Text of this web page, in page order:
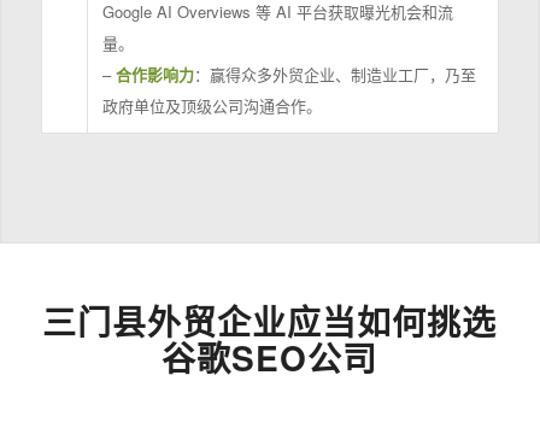
Google AI Overviews 等 AI 平台获取曝光机会和流
量。
–合作影响力：赢得众多外贸企业、制造业工厂，乃至
政府单位及顶级公司沟通合作。
三门县外贸企业应当如何挑选
谷歌SEO公司